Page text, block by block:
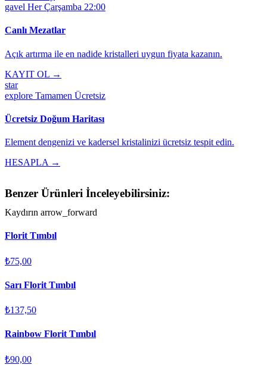
gavel Her Çarşamba 22:00
Canlı Mezatlar
Açık artırma ile en nadide kristalleri uygun fiyata kazanın.
KAYIT OL →
star
explore Tamamen Ücretsiz
Ücretsiz Doğum Haritası
Element dengenizi ve kadersel kristalinizi ücretsiz tespit edin.
HESAPLA →
Benzer Ürünleri İnceleyebilirsiniz:
Kaydırın arrow_forward
Florit Tımbıl
₺75,00
Sarı Florit Tımbıl
₺137,50
Rainbow Florit Tımbıl
₺90,00